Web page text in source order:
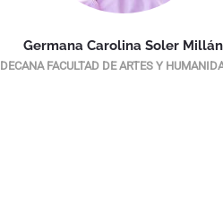
Germana Carolina Soler Millán
DECANA FACULTAD DE ARTES Y